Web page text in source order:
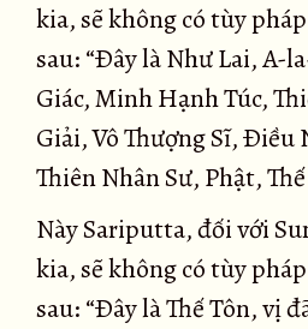
kia, sẽ không có tùy
sau: “Ðây là Như Lai, A-
Giác, Minh Hạnh Túc,
Giải, Vô Thượng Sĩ, Ðiều
Thiên Nhân Sư, Phật, Thế
Này Sariputta, đối với
kia, sẽ không có tùy
sau: “Ðây là Thế Tôn, vị